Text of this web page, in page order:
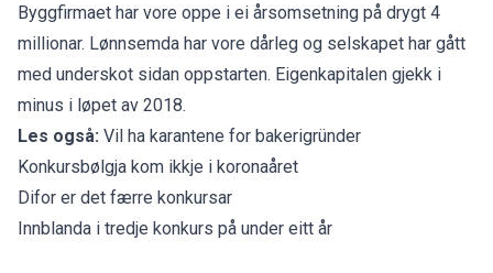
Byggfirmaet har vore oppe i ei årsomsetning på drygt 4
millionar. Lønnsemda har vore dårleg og selskapet har gått
med underskot sidan oppstarten. Eigenkapitalen gjekk i
minus i løpet av 2018.
Les også: Vil ha karantene for bakerigründer
Konkursbølgja kom ikkje i koronaåret
Difor er det færre konkursar
Innblanda i tredje konkurs på under eitt år